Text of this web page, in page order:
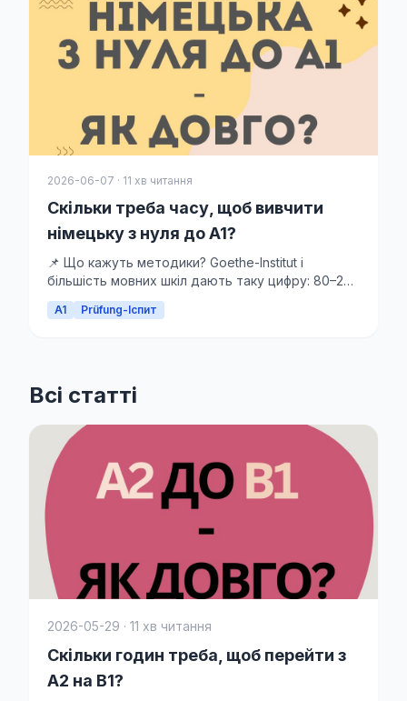
2026-06-07 · 11 хв читання
Скільки треба часу, щоб вивчити
німецьку з нуля до A1?
📌 Що кажуть методики? Goethe-Institut і
більшість мовних шкіл дають таку цифру: 80–200
академічних...
A1 Prüfung-Іспит
Всі статті
2026-05-29 · 11 хв читання
Скільки годин треба, щоб перейти з
A2 на B1?